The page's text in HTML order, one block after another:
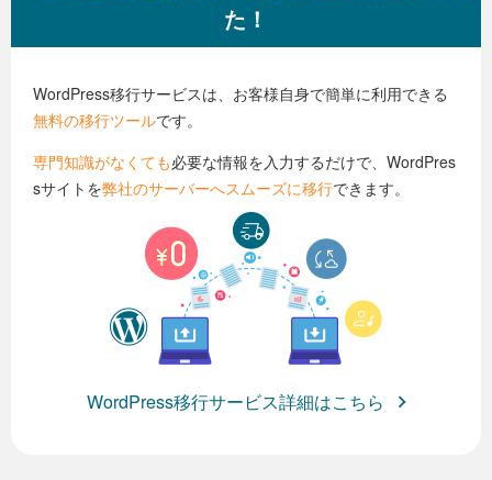
た！
WordPress移行サービスは、お客様自身で簡単に利用できる
無料の移行ツールです。
専門知識がなくても必要な情報を入力するだけで、WordPres
sサイトを弊社のサーバーへスムーズに移行できます。
WordPress移行サービス詳細はこちら